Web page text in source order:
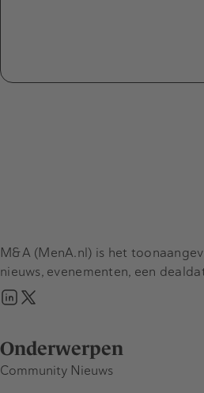
Onderwerpen
Community Nieuws
M&A (MenA.nl) is het
nieuws, evenementen, een